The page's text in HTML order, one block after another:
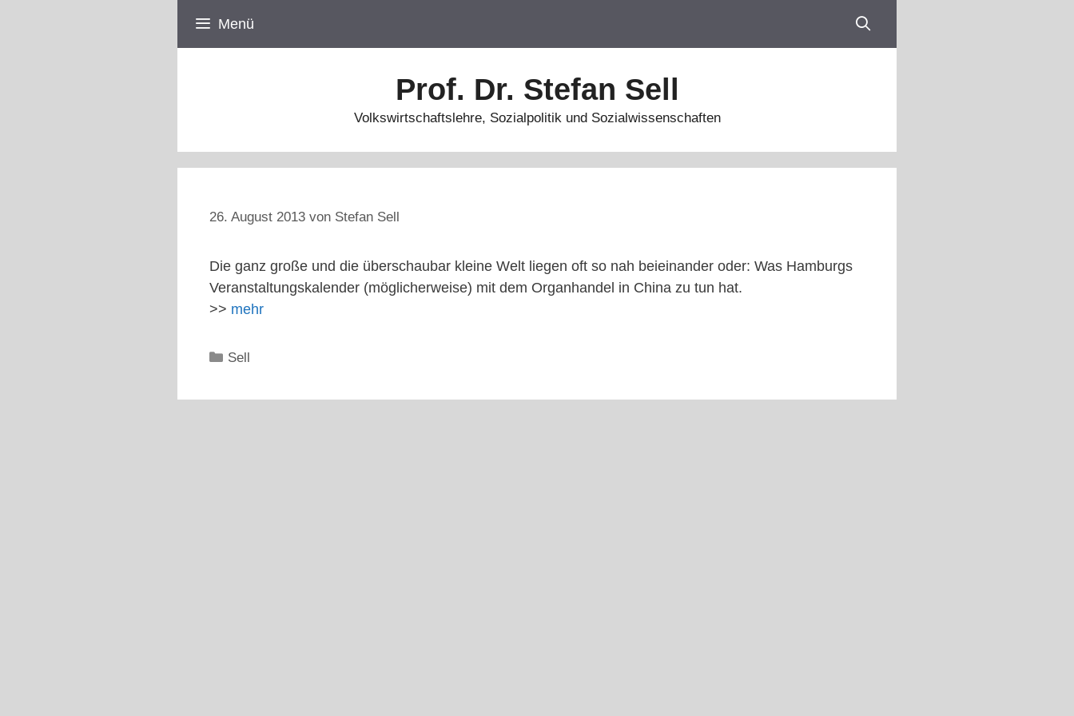
Menü
Prof. Dr. Stefan Sell
Volkswirtschaftslehre, Sozialpolitik und Sozialwissenschaften
26. August 2013 von Stefan Sell
Die ganz große und die überschaubar kleine Welt liegen oft so nah beieinander oder: Was Hamburgs
Veranstaltungskalender (möglicherweise) mit dem Organhandel in China zu tun hat.
>> mehr
Kategorien
Sell